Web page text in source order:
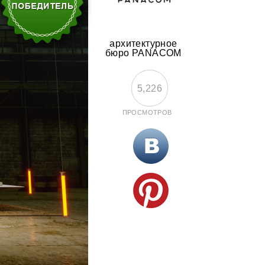
архитектурное
бюро PANACOM
5,226
ПРОСМОТРОВ